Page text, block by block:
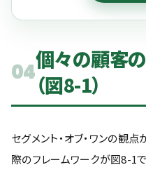
04個々の顧客
（図8-1）
セグメント・オブ・ワンの観点
際のフレームワークが図8-1